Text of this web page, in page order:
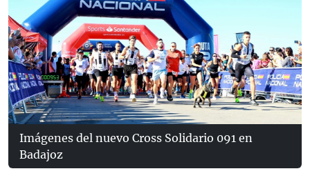
Imágenes del nuevo Cross Solidario 091 en
Badajoz